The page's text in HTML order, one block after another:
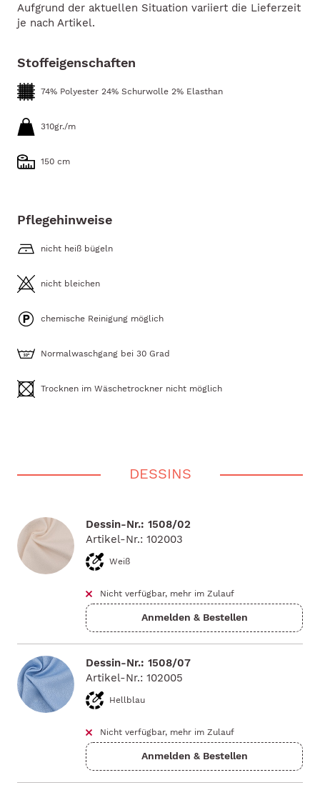
Aufgrund der aktuellen Situation variiert die Lieferzeit
je nach Artikel.
Stoffeigenschaften
74% Polyester 24% Schurwolle 2% Elasthan
310gr./m
150 cm
Pflegehinweise
nicht heiß bügeln
nicht bleichen
chemische Reinigung möglich
Normalwaschgang bei 30 Grad
Trocknen im Wäschetrockner nicht möglich
DESSINS
Dessin-Nr.: 1508/02
Artikel-Nr.: 102003
Weiß
Nicht verfügbar, mehr im Zulauf
Dessin-Nr.: 1508/07
Artikel-Nr.: 102005
Hellblau
Nicht verfügbar, mehr im Zulauf